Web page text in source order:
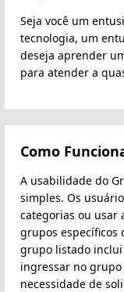
Seja você um
tecnologia, um
deseja aprender
para atender a
Como
A usabilidade do
simples. Os
categorias ou usar
grupos específicos
grupo listado
ingressar no
necessidade de